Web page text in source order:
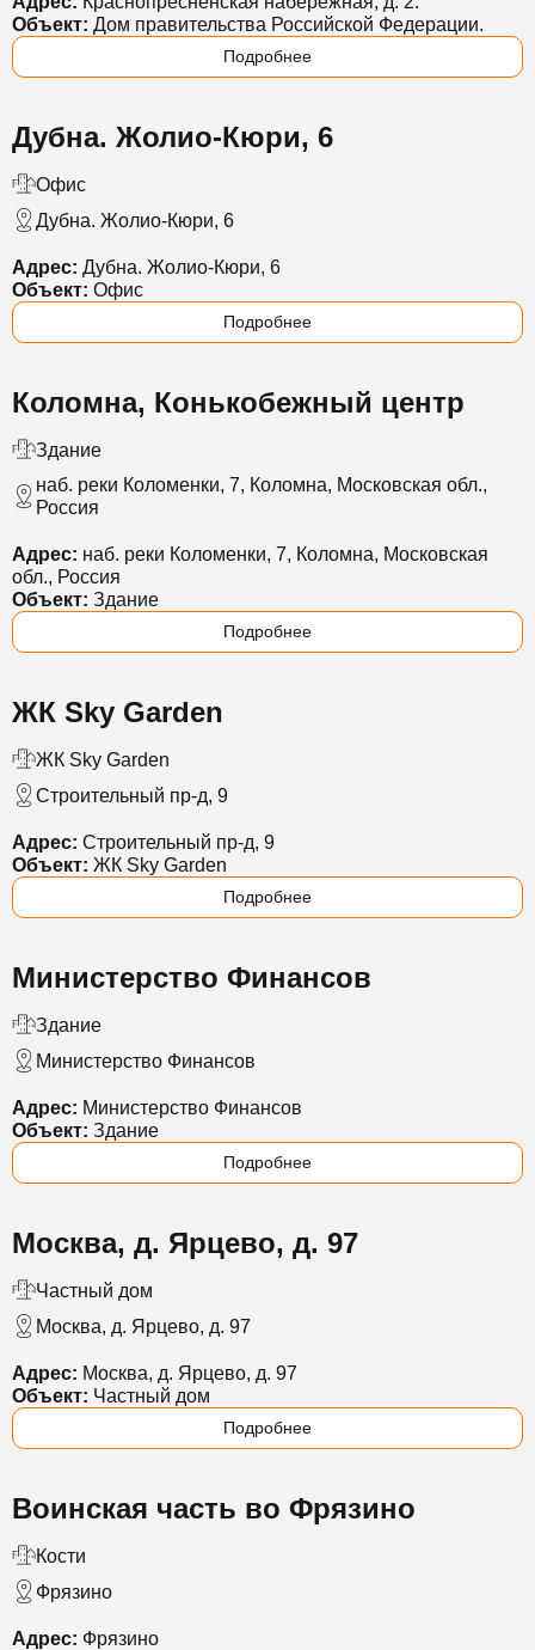
Объект: Дом правительства Российской Федерации.
Подробнее
Дубна. Жолио-Кюри, 6
Офис
Дубна. Жолио-Кюри, 6
Адрес: Дубна. Жолио-Кюри, 6
Объект: Офис
Подробнее
Коломна, Конькобежный центр
Здание
наб. реки Коломенки, 7, Коломна, Московская обл.,
Россия
Адрес: наб. реки Коломенки, 7, Коломна, Московская
обл., Россия
Объект: Здание
Подробнее
ЖК Sky Garden
ЖК Sky Garden
Строительный пр-д, 9
Адрес: Строительный пр-д, 9
Объект: ЖК Sky Garden
Подробнее
Министерство Финансов
Здание
Министерство Финансов
Адрес: Министерство Финансов
Объект: Здание
Подробнее
Москва, д. Ярцево, д. 97
Частный дом
Москва, д. Ярцево, д. 97
Адрес: Москва, д. Ярцево, д. 97
Объект: Частный дом
Подробнее
Воинская часть во Фрязино
Кости
Фрязино
Адрес: Фрязино